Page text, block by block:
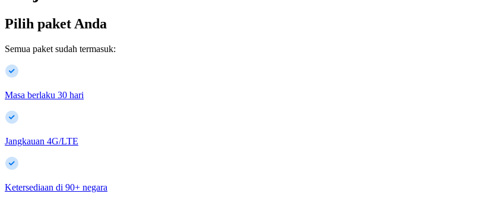
Pilih paket Anda
Semua paket sudah termasuk:
Masa berlaku 30 hari
Jangkauan 4G/LTE
Ketersediaan di 90+ negara